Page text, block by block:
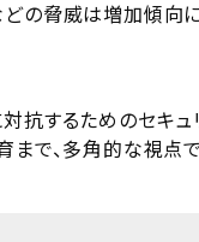
どの脅威は増加傾向
抗するためのセキ
まで、多角的な視点